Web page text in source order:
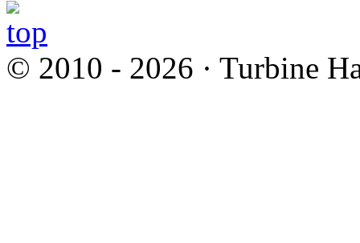
© 2010 - 2026 · Turbine